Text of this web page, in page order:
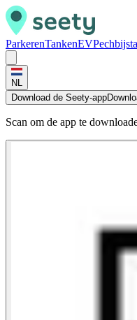
ParkerenTankenEV
NL
Download de Seety-app
Scan om de app te